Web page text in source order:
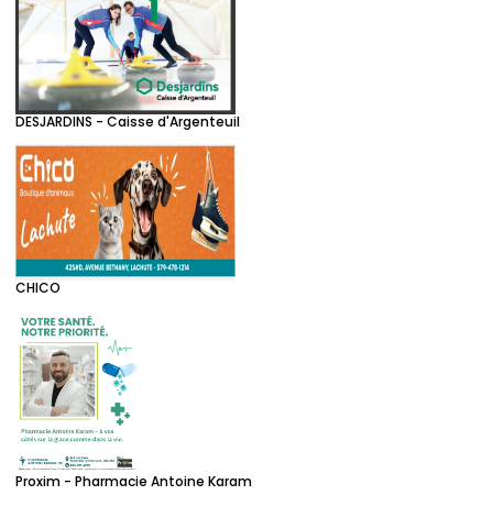
DESJARDINS - Caisse d'Argenteuil
CHICO
Proxim - Pharmacie Antoine Karam